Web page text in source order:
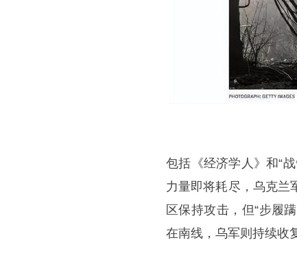
包括《经济学人》和“
力量即将耗尽，乌克兰
区保持攻击，但“步履
在南线，乌军则持续收